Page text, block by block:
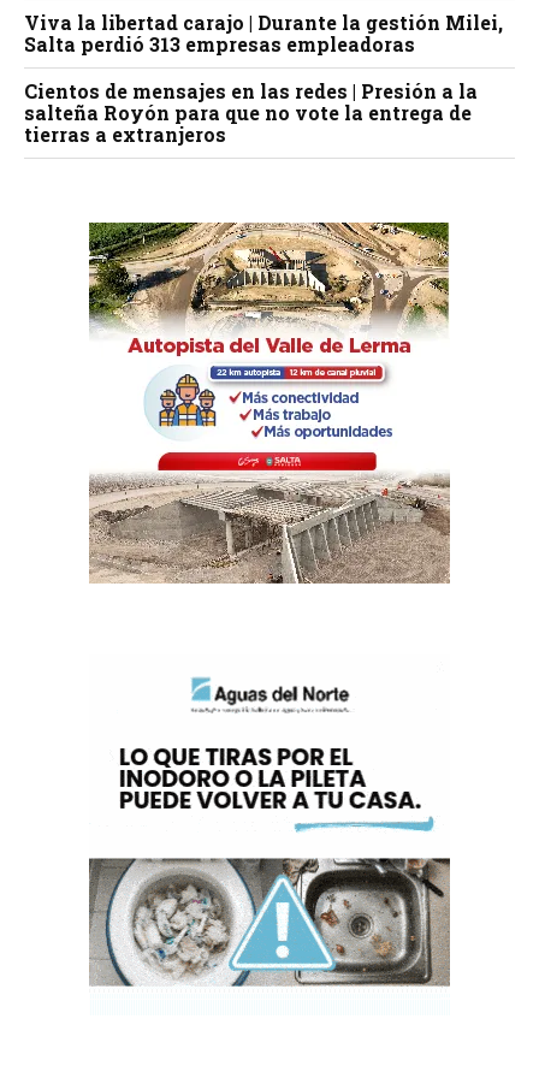
Viva la libertad carajo | Durante la gestión Milei,
Salta perdió 313 empresas empleadoras
Cientos de mensajes en las redes | Presión a la
salteña Royón para que no vote la entrega de
tierras a extranjeros